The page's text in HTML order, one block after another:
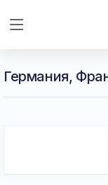
Германия,